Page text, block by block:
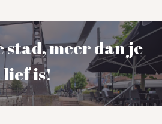
stad, meer dan je
lief is!